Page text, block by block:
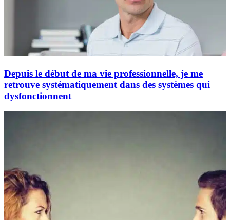
Depuis le début de ma vie professionnelle, je me
retrouve systématiquement dans des systèmes qui
dysfonctionnent